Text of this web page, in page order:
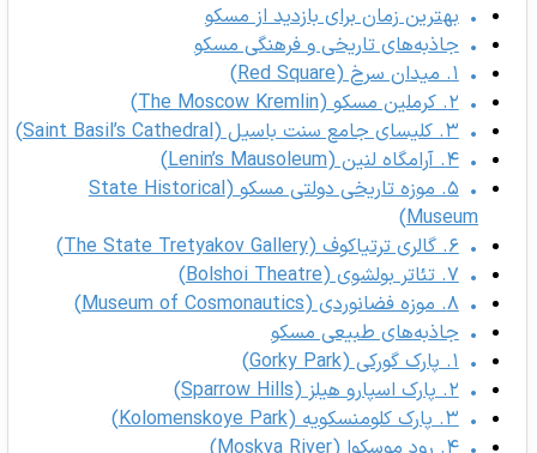
بهترین زمان برای بازدید از مسکو
جاذبه‌های تاریخی و فرهنگی مسکو
۱. میدان سرخ (Red Square)
۲. کرملین مسکو (The Moscow Kremlin)
۳. کلیسای جامع سنت باسیل (Saint Basil’s Cathedral)
۴. آرامگاه لنین (Lenin’s Mausoleum)
۵. موزه تاریخی دولتی مسکو (State Historical
Museum)
۶. گالری ترتیاکوف (The State Tretyakov Gallery)
۷. تئاتر بولشوی (Bolshoi Theatre)
۸. موزه فضانوردی (Museum of Cosmonautics)
جاذبه‌های طبیعی مسکو
۱. پارک گورکی (Gorky Park)
۲. پارک اسپارو هیلز (Sparrow Hills)
۳. پارک کلومنسکویه (Kolomenskoye Park)